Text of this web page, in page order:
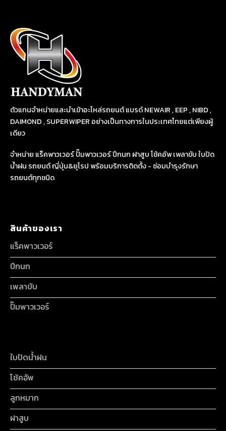
ตัวแทนจำหน่ายและนำเข้าอะไหล่รถยนต์ แบรด์ NEWAIR , EEP , NIBD ,
DAIMOND , SUPERWIPER อย่างเป็นทางการในประเทศไทยแต่เพียงผู้
เดียว
จำหน่าย แร็คพาวเวอร์ ปั๊มพาวเวอร์ ปีกนก ฝาสูบ โช้คอัพ เพลาขับ ใบปัด
น้ำฝน รถยนต์ ญี่ปุ่น&ยุโรป พร้อมบริการติดตั้ง - ซ่อมบำรุงรักษา
รถยนต์ทุกชนิด
สินค้าของเรา
แร็คพาวเวอร์
ปีกนก
เพลาขับ
ปั๊มพาวเวอร์
ใบปัดน้ำฝน
โช้คอัพ
ลูกหมาก
ฝาสูบ